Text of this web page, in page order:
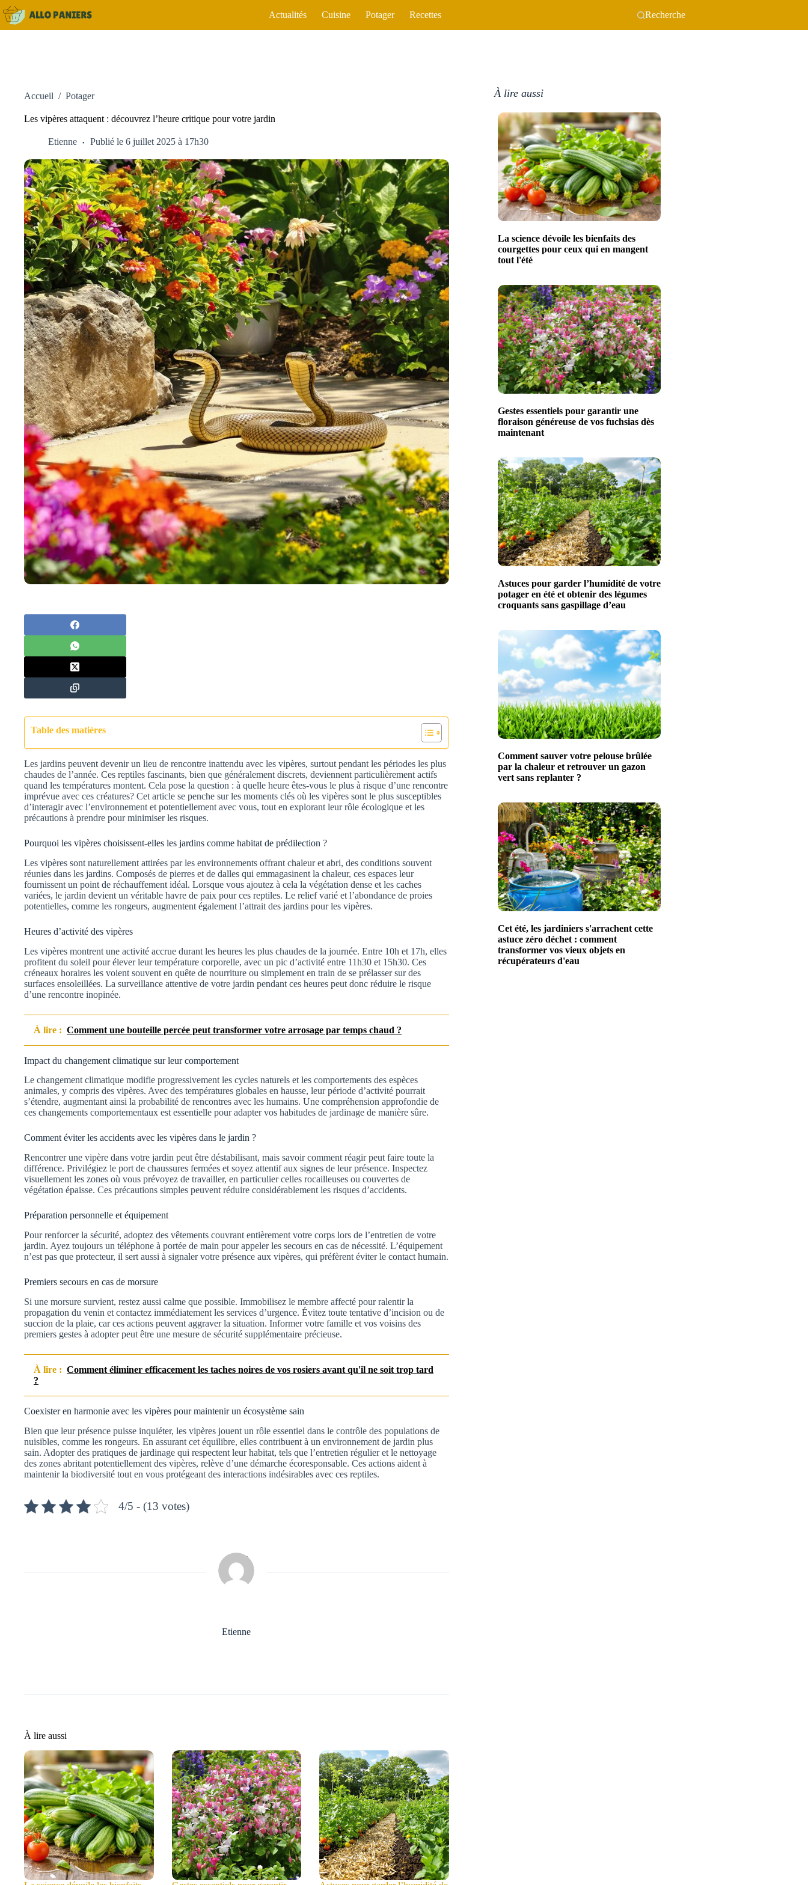
Passer
au
contenu
Actualités Cuisine Potager Recettes Recherche
Accueil / Potager
Les vipères attaquent : découvrez l’heure critique pour votre jardin
Etienne Publié le 6 juillet 2025 à 17h30
Table des matières
Les jardins peuvent devenir un lieu de rencontre inattendu avec les vipères, surtout pendant les périodes les plus
chaudes de l’année. Ces reptiles fascinants, bien que généralement discrets, deviennent particulièrement actifs
quand les températures montent. Cela pose la question : à quelle heure êtes-vous le plus à risque d’une rencontre
imprévue avec ces créatures? Cet article se penche sur les moments clés où les vipères sont le plus susceptibles
d’interagir avec l’environnement et potentiellement avec vous, tout en explorant leur rôle écologique et les
précautions à prendre pour minimiser les risques.
Pourquoi les vipères choisissent-elles les jardins comme habitat de prédilection ?
Les vipères sont naturellement attirées par les environnements offrant chaleur et abri, des conditions souvent
réunies dans les jardins. Composés de pierres et de dalles qui emmagasinent la chaleur, ces espaces leur
fournissent un point de réchauffement idéal. Lorsque vous ajoutez à cela la végétation dense et les caches
variées, le jardin devient un véritable havre de paix pour ces reptiles. Le relief varié et l’abondance de proies
potentielles, comme les rongeurs, augmentent également l’attrait des jardins pour les vipères.
Heures d’activité des vipères
Les vipères montrent une activité accrue durant les heures les plus chaudes de la journée. Entre 10h et 17h, elles
profitent du soleil pour élever leur température corporelle, avec un pic d’activité entre 11h30 et 15h30. Ces
créneaux horaires les voient souvent en quête de nourriture ou simplement en train de se prélasser sur des
surfaces ensoleillées. La surveillance attentive de votre jardin pendant ces heures peut donc réduire le risque
d’une rencontre inopinée.
À lire : Comment une bouteille percée peut transformer votre arrosage par temps chaud ?
Impact du changement climatique sur leur comportement
Le changement climatique modifie progressivement les cycles naturels et les comportements des espèces
animales, y compris des vipères. Avec des températures globales en hausse, leur période d’activité pourrait
s’étendre, augmentant ainsi la probabilité de rencontres avec les humains. Une compréhension approfondie de
ces changements comportementaux est essentielle pour adapter vos habitudes de jardinage de manière sûre.
Comment éviter les accidents avec les vipères dans le jardin ?
Rencontrer une vipère dans votre jardin peut être déstabilisant, mais savoir comment réagir peut faire toute la
différence. Privilégiez le port de chaussures fermées et soyez attentif aux signes de leur présence. Inspectez
visuellement les zones où vous prévoyez de travailler, en particulier celles rocailleuses ou couvertes de
végétation épaisse. Ces précautions simples peuvent réduire considérablement les risques d’accidents.
Préparation personnelle et équipement
Pour renforcer la sécurité, adoptez des vêtements couvrant entièrement votre corps lors de l’entretien de votre
jardin. Ayez toujours un téléphone à portée de main pour appeler les secours en cas de nécessité. L’équipement
n’est pas que protecteur, il sert aussi à signaler votre présence aux vipères, qui préfèrent éviter le contact humain.
Premiers secours en cas de morsure
Si une morsure survient, restez aussi calme que possible. Immobilisez le membre affecté pour ralentir la
propagation du venin et contactez immédiatement les services d’urgence. Évitez toute tentative d’incision ou de
succion de la plaie, car ces actions peuvent aggraver la situation. Informer votre famille et vos voisins des
premiers gestes à adopter peut être une mesure de sécurité supplémentaire précieuse.
À lire : Comment éliminer efficacement les taches noires de vos rosiers avant qu'il ne soit trop tard
?
Coexister en harmonie avec les vipères pour maintenir un écosystème sain
Bien que leur présence puisse inquiéter, les vipères jouent un rôle essentiel dans le contrôle des populations de
nuisibles, comme les rongeurs. En assurant cet équilibre, elles contribuent à un environnement de jardin plus
sain. Adopter des pratiques de jardinage qui respectent leur habitat, tels que l’entretien régulier et le nettoyage
des zones abritant potentiellement des vipères, relève d’une démarche écoresponsable. Ces actions aident à
maintenir la biodiversité tout en vous protégeant des interactions indésirables avec ces reptiles.
4/5 - (13 votes)
Etienne
À lire aussi
À lire aussi
La science dévoile les bienfaits des
courgettes pour ceux qui en mangent
tout l'été
Gestes essentiels pour garantir une
floraison généreuse de vos fuchsias dès
maintenant
Astuces pour garder l’humidité de votre
potager en été et obtenir des légumes
croquants sans gaspillage d’eau
Comment sauver votre pelouse brûlée
par la chaleur et retrouver un gazon
vert sans replanter ?
Cet été, les jardiniers s'arrachent cette
astuce zéro déchet : comment
transformer vos vieux objets en
récupérateurs d'eau